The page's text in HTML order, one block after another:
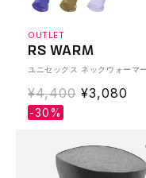
OUTLET
RS WARM
ユニセックス ネックウォーマー
通
常
¥4,400 ¥3,080
-30%